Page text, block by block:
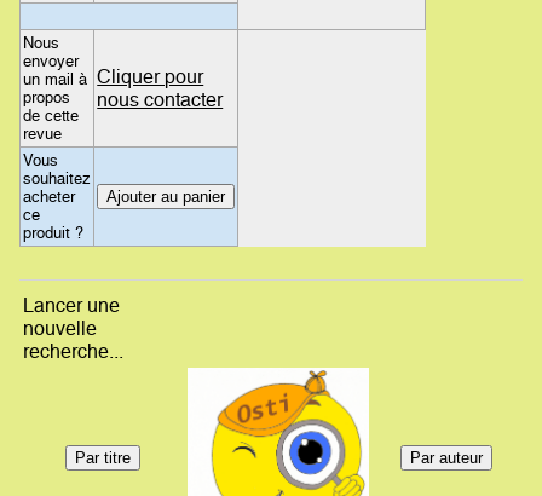
Nous
envoyer
un mail à
propos
de cette
revue
Cliquer pour
nous contacter
Vous
souhaitez
acheter
ce
produit ?
Lancer une
nouvelle
recherche...